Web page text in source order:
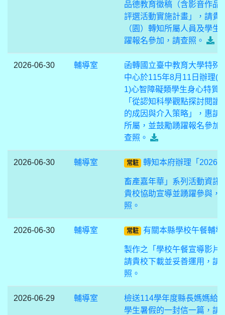
品德教育徵稿（含影音作品
評選活動實施計畫」，請貴
（園）轉知所屬人員及學生
躍報名參加，請查照。
2026-06-30 輔導室
函轉國立臺中教育大學特殊
中心於115年8月11日辦理
1)心智障礙類學生身心特質
「從認知科學觀點探討閱讀
的成因與介入策略」，惠請
所屬，並鼓勵踴躍報名參加
查照。
2026-06-30 輔導室 常駐 轉知本府辦理「2026
畜產嘉年華」系列活動資訊
貴校協助宣導並踴躍參與，
照。
2026-06-30 輔導室 常駐 有關本縣學校午餐輔導
製作之「學校午餐宣導影片
請貴校下載並妥善運用，請
照。
2026-06-29 輔導室
檢送114學年度縣長媽媽給
學生暑假的一封信一篇，請